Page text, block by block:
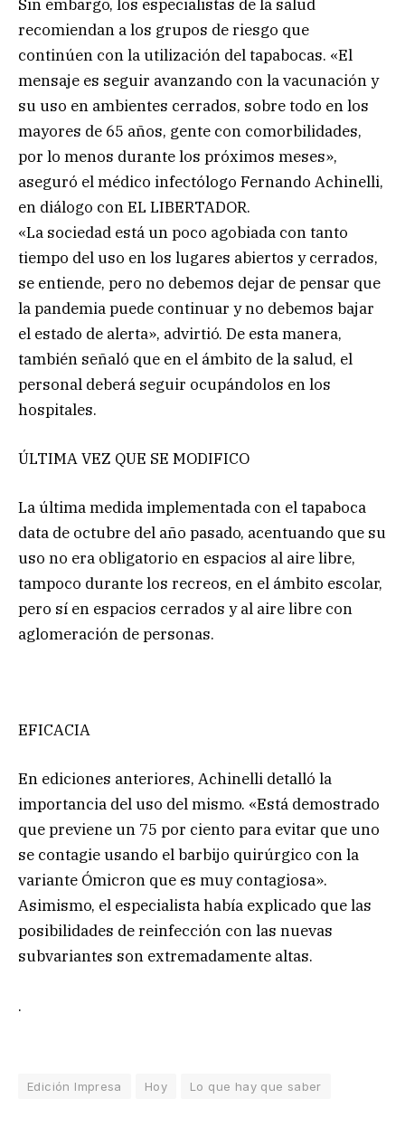
Sin embargo, los especialistas de la salud
recomiendan a los grupos de riesgo que
continúen con la utilización del tapabocas. «El
mensaje es seguir avanzando con la vacunación y
su uso en ambientes cerrados, sobre todo en los
mayores de 65 años, gente con comorbilidades,
por lo menos durante los próximos meses»,
aseguró el médico infectólogo Fernando Achinelli,
en diálogo con EL LIBERTADOR.
«La sociedad está un poco agobiada con tanto
tiempo del uso en los lugares abiertos y cerrados,
se entiende, pero no debemos dejar de pensar que
la pandemia puede continuar y no debemos bajar
el estado de alerta», advirtió. De esta manera,
también señaló que en el ámbito de la salud, el
personal deberá seguir ocupándolos en los
hospitales.
ÚLTIMA VEZ QUE SE MODIFICO
La última medida implementada con el tapaboca
data de octubre del año pasado, acentuando que su
uso no era obligatorio en espacios al aire libre,
tampoco durante los recreos, en el ámbito escolar,
pero sí en espacios cerrados y al aire libre con
aglomeración de personas.
EFICACIA
En ediciones anteriores, Achinelli detalló la
importancia del uso del mismo. «Está demostrado
que previene un 75 por ciento para evitar que uno
se contagie usando el barbijo quirúrgico con la
variante Ómicron que es muy contagiosa».
Asimismo, el especialista había explicado que las
posibilidades de reinfección con las nuevas
subvariantes son extremadamente altas.
.
Edición Impresa Hoy Lo que hay que saber